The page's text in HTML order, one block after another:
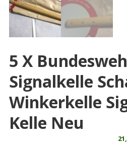
5 X
Signalkelle
Winkerkelle
Kelle Neu